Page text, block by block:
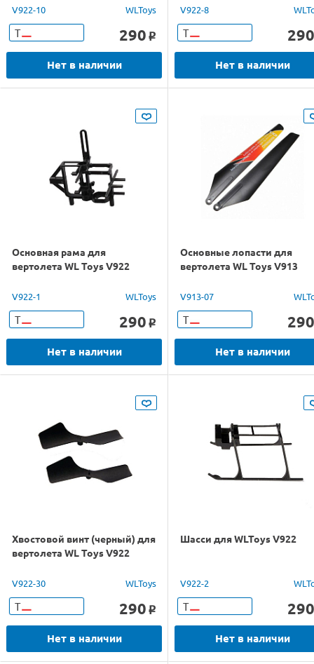
V922-10 WLToys
Т 290 o
Нет в наличии
V922-8
Т 290
Нет в наличии
Основная рама для
вертолета WL Toys V922
V922-1 WLToys
Т 290 o
Нет в наличии
Основные лопасти для
вертолета WL Toys V913
V913-07
Т 290
Нет в наличии
Хвостовой винт (черный) для
вертолета WL Toys V922
V922-30 WLToys
Т 290 o
Нет в наличии
Шасси для WLToys V922
V922-2
Т 290
Нет в наличии